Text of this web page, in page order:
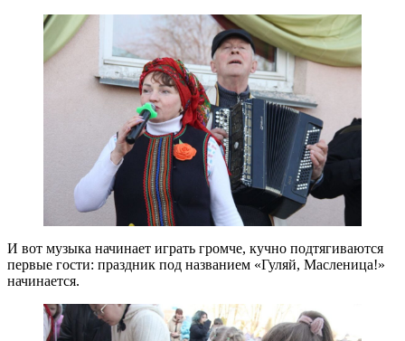
И вот музыка начинает играть громче, кучно подтягиваются
первые гости: праздник под названием «Гуляй, Масленица!»
начинается.